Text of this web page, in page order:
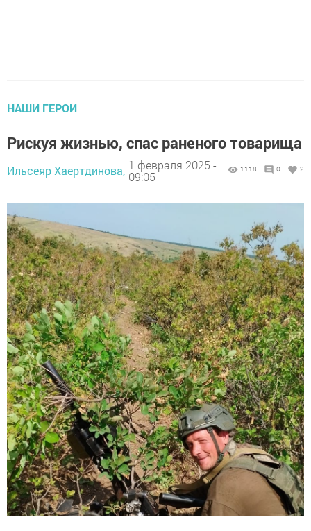
НАШИ ГЕРОИ
Рискуя жизнью, спас раненого товарища
Ильсеяр Хаертдинова, 1 февраля 2025 -
09:05
1118 0 2